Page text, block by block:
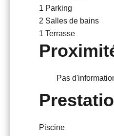
1 Parking
2 Salles de bains
1 Terrasse
Pas
Piscine